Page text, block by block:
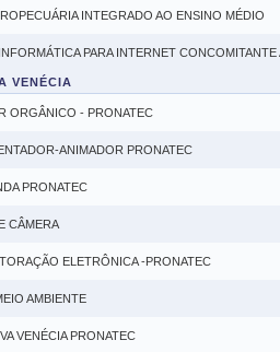
INTEGRADO AO ENSINO MÉDIO
PARA INTERNET
VENÉCIA
ORGÂNICO - PRONATEC
ANIMADOR PRONATEC
PRONATEC
CÂMERA
ELETRÔNICA -PRONATEC
AMBIENTE
VENÉCIA PRONATEC